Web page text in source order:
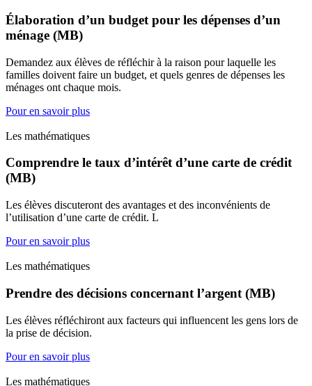
Élaboration d’un budget pour les dépenses d’un
ménage (MB)
Demandez aux élèves de réfléchir à la raison pour laquelle les
familles doivent faire un budget, et quels genres de dépenses les
ménages ont chaque mois.
Pour en savoir plus
Les mathématiques
Comprendre le taux d’intérêt d’une carte de crédit
(MB)
Les élèves discuteront des avantages et des inconvénients de
l’utilisation d’une carte de crédit. L
Pour en savoir plus
Les mathématiques
Prendre des décisions concernant l’argent (MB)
Les élèves réfléchiront aux facteurs qui influencent les gens lors de
la prise de décision.
Pour en savoir plus
Les mathématiques